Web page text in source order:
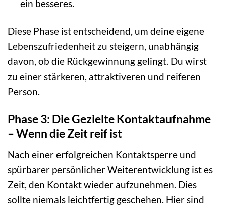
ein besseres.
Diese Phase ist entscheidend, um deine eigene
Lebenszufriedenheit zu steigern, unabhängig
davon, ob die Rückgewinnung gelingt. Du wirst
zu einer stärkeren, attraktiveren und reiferen
Person.
Phase 3: Die Gezielte Kontaktaufnahme
– Wenn die Zeit reif ist
Nach einer erfolgreichen Kontaktsperre und
spürbarer persönlicher Weiterentwicklung ist es
Zeit, den Kontakt wieder aufzunehmen. Dies
sollte niemals leichtfertig geschehen. Hier sind